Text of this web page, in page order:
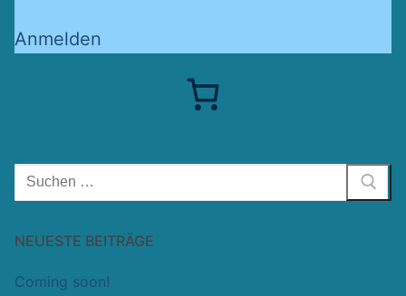
Anmelden
Suchen
nach:
NEUESTE BEITRÄGE
Coming soon!